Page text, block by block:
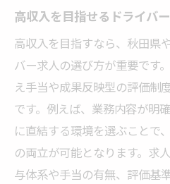
高収入を目指せるドライバ
高収入を目指すなら、秋田県
バー求人の選び方が重要です
え手当や成果反映型の評価制
です。例えば、業務内容が明
に直結する環境を選ぶことで
の両立が可能となります。求
与体系や手当の有無、評価基